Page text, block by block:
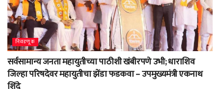
निवडणूक
सर्वसामान्य जनता महायुतीच्या पाठीशी खंबीरपणे उभी; धाराशिव
जिल्हा परिषदेवर महायुतीचा झेंडा फडकवा – उपमुख्यमंत्री एकनाथ